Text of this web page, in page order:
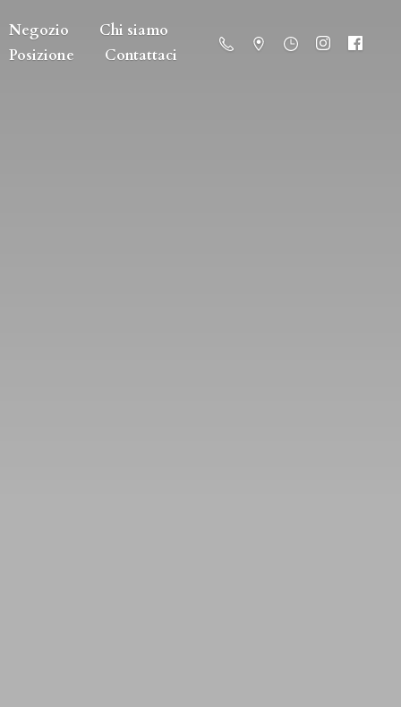
Negozio
Chi siamo
Posizione
Contattaci